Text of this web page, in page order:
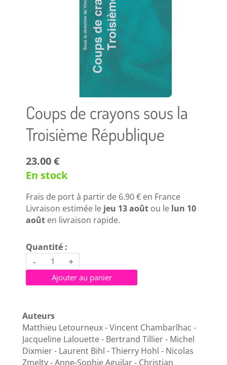
Coups de crayons sous la
Troisième République
23.00 €
En stock
Frais de port à partir de 6.90 € en France
Livraison estimée le jeu 13 août ou le lun 10
août en livraison rapide.
Quantité :
- +
Ajouter au panier
Auteurs
Matthieu Letourneux - Vincent Chambarlhac -
Jacqueline Lalouette - Bertrand Tillier - Michel
Dixmier - Laurent Bihl - Thierry Hohl - Nicolas
Zmelty - Anne-Sophie Aguilar - Christian